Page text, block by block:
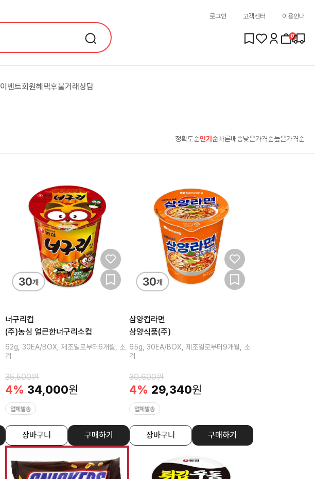
로그인 고객센터 이용안내
0
이벤트회원혜택후불거래상담
정확도순인기순빠른배송낮은가격순높은가격순
너구리컵
(주)농심 얼큰한너구리소컵
62g, 30EA/BOX, 제조일로부터6개월, 소
컵
35,500원
4% 34,000원
업체발송
장바구니 구매하기
삼양컵라면
삼양식품(주)
65g, 30EA/BOX, 제조일로부터9개월, 소
컵
30,600원
4% 29,340원
업체발송
장바구니 구매하기